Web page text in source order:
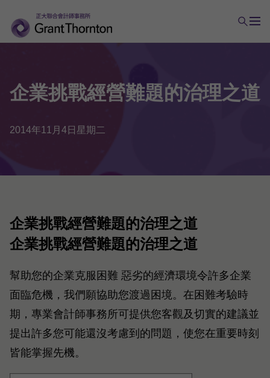
企業挑戰經營難題的治理之道
2014年11月4日星期二
企業挑戰經營難題的治理之道
企業挑戰經營難題的治理之道
幫助您的企業克服困難 惡劣的經濟環境令許多企業
面臨危機，我們願協助您渡過困境。在困難考驗時
期，專業會計師事務所可提供您客觀及切實的建議並
提出許多您可能還沒考慮到的問題，使您在重要時刻
皆能掌握先機。